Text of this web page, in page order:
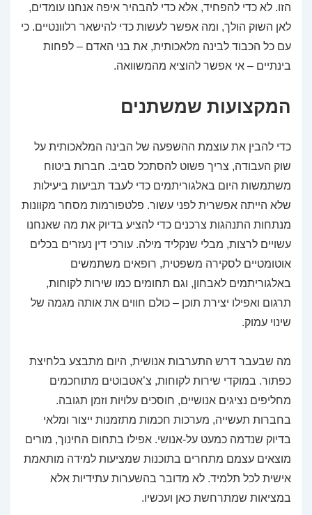
הזו. לא כדי להפחיד, אלא כדי להבהיר איפה אנחנו עומדים,
לאן השוק הולך, ומה אפשר לעשות כדי להישאר רלוונטיים. כי
עם כל הכבוד לבינה מלאכותית, את בני האדם – לפחות
בינתיים – אי אפשר להוציא מהמשוואה.
המקצועות שמשתנים
כדי להבין את עוצמת ההשפעה של הבינה המלאכותית על
שוק העבודה, צריך פשוט להסתכל סביב. חברות ביטוח
משתמשות היום באלגוריתמים כדי לעבד תביעות ביעילות
שלא הייתה אפשרית לפני עשור. פלטפורמות מסחר מקוונות
מנתחות התנהגות צרכנים כדי להציע בדיוק את מה שאנחנו
עשויים לרצות, מבלי שנקליד מילה. עורכי דין נעזרים בכלים
אוטומטיים לסקירה משפטית, רופאים משתמשים
באלגוריתמים לאבחון, וגם תחומים כמו שירות לקוחות,
תרגום ואפילו יצירת תוכן – כולם חווים את אותה מגמה של
שינוי עמוק.
מה שבעבר דרש התערבות אנושית, היום מתבצע בלחיצת
כפתור. במוקדי שירות לקוחות, צ’אטבוטים מתוחכמים
מחליפים נציגים אנושיים, חוסכים עלויות וזמן תגובה.
בחברות תעשייה, מערכות חכמות מתזמנות ייצור ומלאי
בדיוק שנדמה כמעט על-אנושי. אפילו בתחום החינוך, מורים
מוצאים עצמם מתחרים בתוכנות שמציעות למידה מותאמת
אישית לכל תלמיד. לא מדובר בהשערות עתידיות אלא
במציאות שמתרחשת כאן ועכשיו.